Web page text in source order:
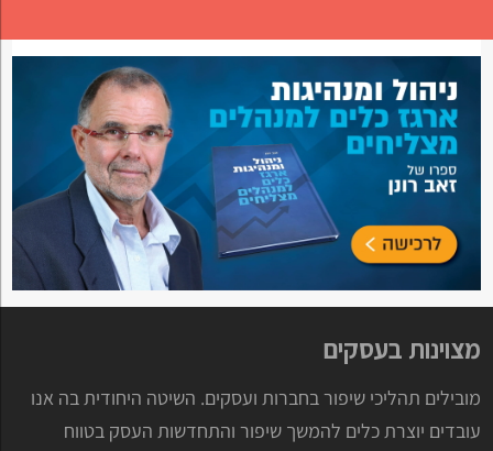
מצוינות בעסקים
מובילים תהליכי שיפור בחברות ועסקים. השיטה היחודית בה אנו
עובדים יוצרת כלים להמשך שיפור והתחדשות העסק בטווח